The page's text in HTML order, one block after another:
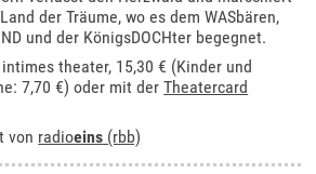
der Träume, wo es dem WASbären,
und der KönigsDOCHter begegnet.
intimes theater, 15,30 € (Kinder und
7,70 €) oder mit derTheatercard
von radioeins (rbb)